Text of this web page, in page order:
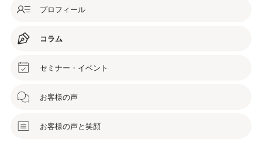
プロフィール
コラム
セミナー・イベント
お客様の声
お客様の声と笑顔